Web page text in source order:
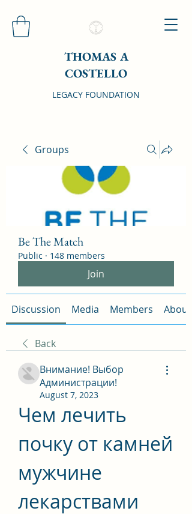
THOMAS A
COSTELLO
LEGACY FOUNDATION
Groups
Be The Match
Public · 148 members
Join
Discussion Media Members About
Back
Внимание! Выбор
Администрации!
August 7, 2023
Чем лечить
почку от камней
мужчине
лекарствами